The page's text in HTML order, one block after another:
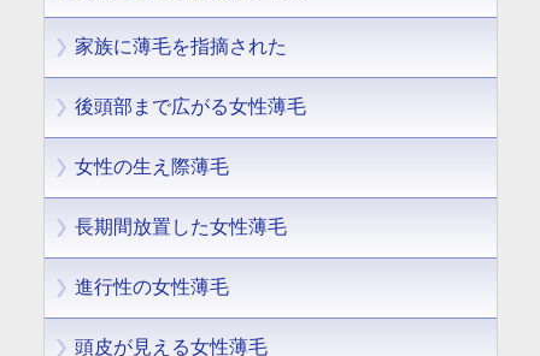
家族に薄毛を指摘された
後頭部まで広がる女性薄毛
女性の生え際薄毛
長期間放置した女性薄毛
進行性の女性薄毛
頭皮が見える女性薄毛